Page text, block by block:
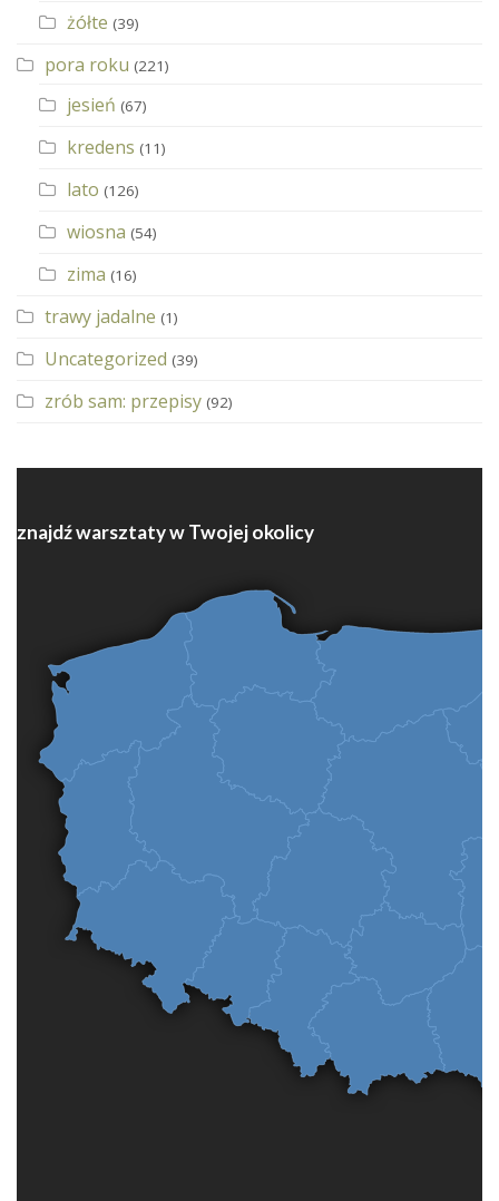
żółte (39)
pora roku (221)
jesień (67)
kredens (11)
lato (126)
wiosna (54)
zima (16)
trawy jadalne (1)
Uncategorized (39)
zrób sam: przepisy (92)
znajdź warsztaty w Twojej okolicy